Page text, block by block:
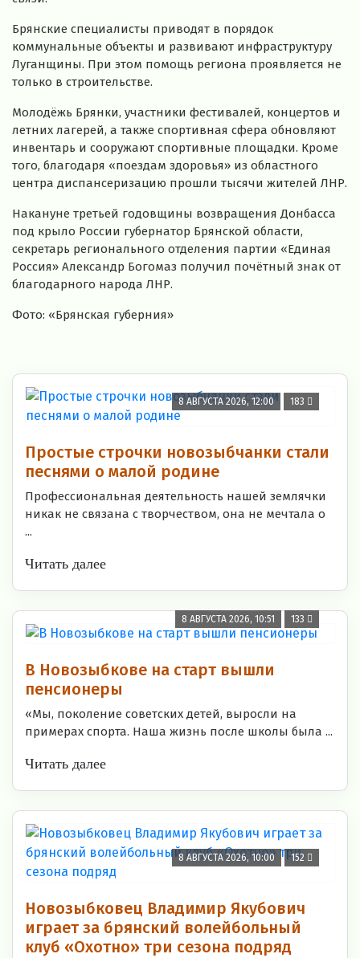
Брянские специалисты приводят в порядок
коммунальные объекты и развивают инфраструктуру
Луганщины. При этом помощь региона проявляется не
только в строительстве.
Молодёжь Брянки, участники фестивалей, концертов и
летних лагерей, а также спортивная сфера обновляют
инвентарь и сооружают спортивные площадки. Кроме
того, благодаря «поездам здоровья» из областного
центра диспансеризацию прошли тысячи жителей ЛНР.
Накануне третьей годовщины возвращения Донбасса
под крыло России губернатор Брянской области,
секретарь регионального отделения партии «Единая
Россия» Александр Богомаз получил почётный знак от
благодарного народа ЛНР.
Фото: «Брянская губерния»
8 АВГУСТА 2026, 12:00 183
Простые строчки новозыбчанки стали
песнями о малой родине
Профессиональная деятельность нашей землячки
никак не связана с творчеством, она не мечтала о
...
Читать далее
8 АВГУСТА 2026, 10:51 133
В Новозыбкове на старт вышли
пенсионеры
«Мы, поколение советских детей, выросли на
примерах спорта. Наша жизнь после школы была ...
Читать далее
8 АВГУСТА 2026, 10:00 152
Новозыбковец Владимир Якубович
играет за брянский волейбольный
клуб «Охотно» три сезона подряд